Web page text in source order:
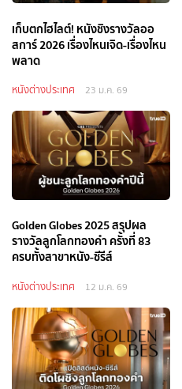
เก็บตกไฮไลต์! หนังชิงรางวัลออ
สการ์ 2026 เรื่องไหนเจิด-เรื่องไหน
พลาด
หนังต่างประเทศ 23 ม.ค. 69
Golden Globes 2025 สรุปผล
รางวัลลูกโลกทองคำ ครั้งที่ 83
ครบทั้งสาขาหนัง-ซีรีส์
หนังต่างประเทศ 12 ม.ค. 69